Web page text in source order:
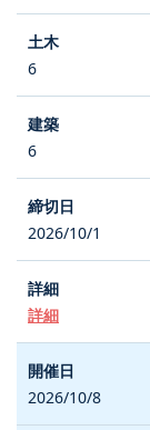
6
6
2026/10/1
詳細
2026/10/8